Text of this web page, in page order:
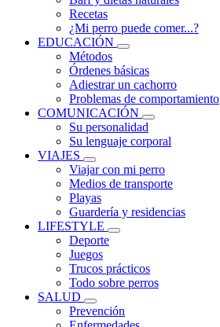
Recetas
¿Mi perro puede comer...?
EDUCACIÓN
Métodos
Órdenes básicas
Adiestrar un cachorro
Problemas de comportamiento
COMUNICACIÓN
Su personalidad
Su lenguaje corporal
VIAJES
Viajar con mi perro
Medios de transporte
Playas
Guardería y residencias
LIFESTYLE
Deporte
Juegos
Trucos prácticos
Todo sobre perros
SALUD
Prevención